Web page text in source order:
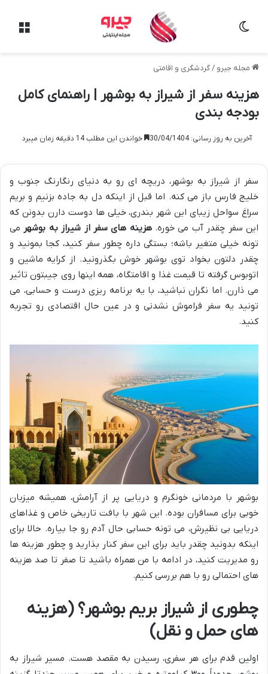
مجله جیرو /گردشگری و اقامتی
هزینه سفر از شیراز به بوشهر | راهنمای کامل
بودجه بندی
آخرین به روز رسانی: 30/04/1404 خواندن این مطلب 14 دقیقه زمان میبرد
سفر از شیراز به بوشهر، دریچه ای رو به دنیای رنگارنگ جنوب و
خلیج فارس باز می کنه. اما قبل از اینکه دل به جاده بزنیم و بریم
سراغ سواحل زیبای این شهر بندری، خیلی ها دوست دارن بدونن که
این سفر چقدر آب می خوره.هزینه های سفر از شیراز به بوشهر می
تونه خیلی متغیر باشه؛ بستگی داره چطور سفر کنید، کجا بمونید و
چقدر دلتون بخواد توی بوشهر خوش بگذرونید. از کرایه ماشین و
اتوبوس گرفته تا قیمت غذا و اقامتگاه، همه اینها روی جیبتون تاثیر
می ذارن. اما نگران نباشید، با یه برنامه ریزی درست و حسابی، می
تونید یه سفر فراموش نشدنی و در عین حال اقتصادی رو تجربه
کنید.
بوشهر با مردمانی خونگرم و دریایی پر از آرامش، همیشه میزبان
خوبی برای مسافران بوده. این شهر با بافت تاریخی خاص و غذاهای
دریایی بی نظیرش، می تونه حسابی حال آدم رو جا بیاره. حالا برای
اینکه بدونید چقدر باید برای این سفر کنار بذارید و چطور هزینه ها
رو مدیریت کنید، در ادامه با من همراه باشید تا صفر تا صد هزینه
های احتمالی رو با هم بررسی کنیم.
چطوری از شیراز بریم بوشهر؟ (هزینه
های حمل و نقل)
اولین قدم برای هر سفری، رسیدن به مقصد هست. مسیر شیراز به